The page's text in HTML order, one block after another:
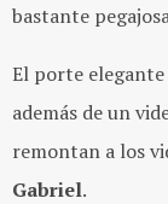
bastante
El porte elegante
además de un
remontan a los
Gabriel.